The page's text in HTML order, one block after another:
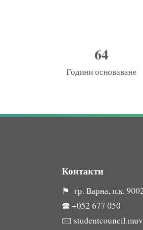
64
Години основаване
Контакти
⚑ гр. Варна, п.к.
🕿+052 677 050
🖂